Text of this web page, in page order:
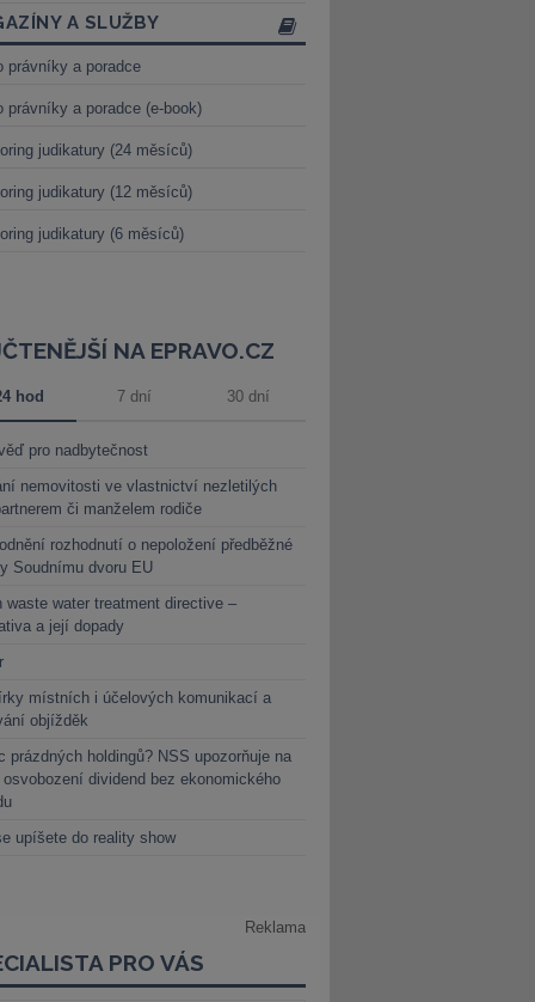
A SLUŽBY
právníky a poradce
právníky a poradce (e-book)
judikatury (24 měsíců)
judikatury (12 měsíců)
judikatury (6 měsíců)
NA EPRAVO.CZ
hod 7 dní 30 dní
pro nadbytečnost
nemovitosti ve vlastnictví nezletilých
či manželem rodiče
rozhodnutí o nepoložení předběžné
Soudnímu dvoru EU
waste water treatment directive –
a její dopady
místních i účelových komunikací a
objížděk
prázdných holdingů? NSS upozorňuje na
osvobození dividend bez ekonomického
upíšete do reality show